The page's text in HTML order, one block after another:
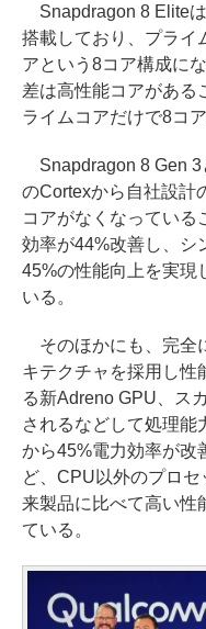
Snapdragon 8 Elite
搭載しており、プライ
アという8コア構成に
差は高性能コアがある
ライムコアだけで8コ
Snapdragon 8 Gen 3
のCortexから自社設計
コアがなくなっている
効率が44%改善し、シ
45%の性能向上を実現
いる。
そのほかにも、完全
キテクチャを採用し性
る新Adreno GPU、ス
されるなどして処理能
から45%電力効率が改
ど、CPU以外のプロ
来製品に比べて高い性
ている。